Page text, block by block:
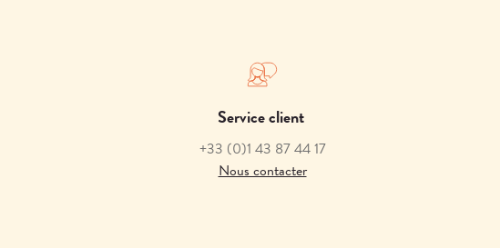
Service client
+33 (0)1 43 87 44 17
Nous contacter